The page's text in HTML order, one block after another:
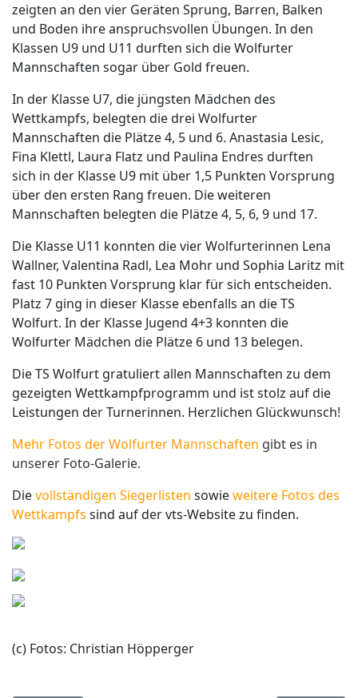
zeigten an den vier Geräten Sprung, Barren, Balken
und Boden ihre anspruchsvollen Übungen. In den
Klassen U9 und U11 durften sich die Wolfurter
Mannschaften sogar über Gold freuen.
In der Klasse U7, die jüngsten Mädchen des
Wettkampfs, belegten die drei Wolfurter
Mannschaften die Plätze 4, 5 und 6. Anastasia Lesic,
Fina Klettl, Laura Flatz und Paulina Endres durften
sich in der Klasse U9 mit über 1,5 Punkten Vorsprung
über den ersten Rang freuen. Die weiteren
Mannschaften belegten die Plätze 4, 5, 6, 9 und 17.
Die Klasse U11 konnten die vier Wolfurterinnen Lena
Wallner, Valentina Radl, Lea Mohr und Sophia Laritz mit
fast 10 Punkten Vorsprung klar für sich entscheiden.
Platz 7 ging in dieser Klasse ebenfalls an die TS
Wolfurt. In der Klasse Jugend 4+3 konnten die
Wolfurter Mädchen die Plätze 6 und 13 belegen.
Die TS Wolfurt gratuliert allen Mannschaften zu dem
gezeigten Wettkampfprogramm und ist stolz auf die
Leistungen der Turnerinnen. Herzlichen Glückwunsch!
Mehr Fotos der Wolfurter Mannschaften gibt es in
unserer Foto-Galerie.
Dievollständigen Siegerlisten sowieweitere Fotos des
Wettkampfs sind auf der vts-Website zu finden.
(c) Fotos: Christian Höpperger